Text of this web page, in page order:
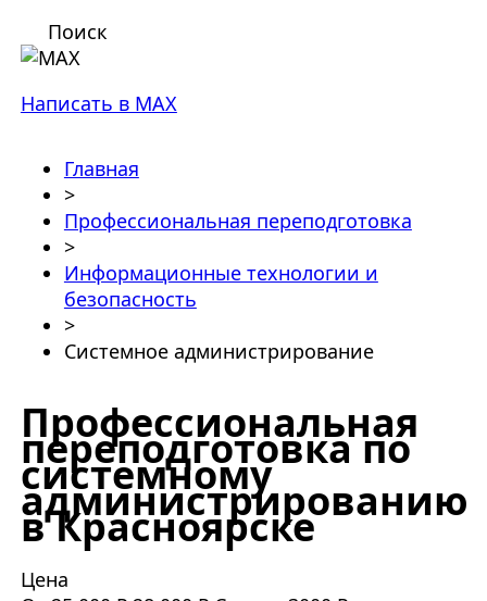
Поиск
Написать в MAX
Главная
>
Профессиональная переподготовка
>
Информационные технологии и
безопасность
>
Системное администрирование
Профессиональная
переподготовка по
системному
администрированию
в Красноярске
Цена